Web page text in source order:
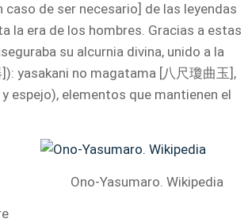
caso de ser necesario] de las leyendas
la era de los hombres. Gracias a estas
su alcurnia divina, unido a la
yasakani no magatama [八尺瓊曲玉],
espejo), elementos que mantienen el
Ono-Yasumaro. Wikipedia